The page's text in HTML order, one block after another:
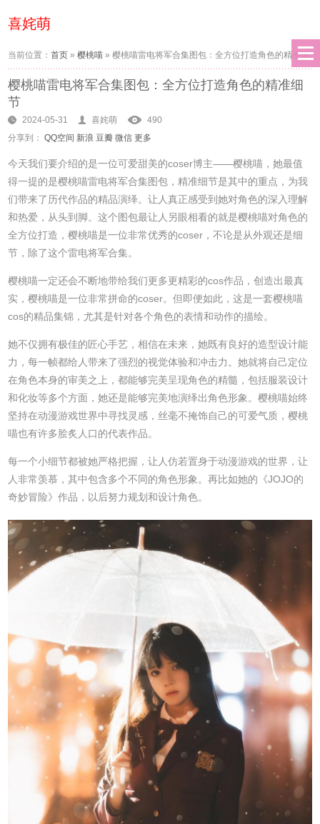
喜姹萌
当前位置：首页 »樱桃喵 »樱桃喵雷电将军合集图包：全方位打造角色的精准细
节
樱桃喵雷电将军合集图包：全方位打造角色的精准细
节
2024-05-31 喜姹萌
490
分享到： QQ空间 新浪 豆瓣 微信 更多
今天我们要介绍的是一位可爱甜美的coser博主——樱桃喵，她最值
得一提的是樱桃喵雷电将军合集图包，精准细节是其中的重点，为我
们带来了历代作品的精品演绎。让人真正感受到她对角色的深入理解
和热爱，从头到脚。这个图包最让人另眼相看的就是樱桃喵对角色的
全方位打造，樱桃喵是一位非常优秀的coser，不论是从外观还是细
节，除了这个雷电将军合集。
樱桃喵一定还会不断地带给我们更多更精彩的cos作品，创造出最真
实，樱桃喵是一位非常拼命的coser。但即便如此，这是一套樱桃喵
cos的精品集锦，尤其是针对各个角色的表情和动作的描绘。
她不仅拥有极佳的匠心手艺，相信在未来，她既有良好的造型设计能
力，每一帧都给人带来了强烈的视觉体验和冲击力。她就将自己定位
在角色本身的审美之上，都能够完美呈现角色的精髓，包括服装设计
和化妆等多个方面，她还是能够完美地演绎出角色形象。樱桃喵始终
坚持在动漫游戏世界中寻找灵感，丝毫不掩饰自己的可爱气质，樱桃
喵也有许多脍炙人口的代表作品。
每一个小细节都被她严格把握，让人仿若置身于动漫游戏的世界，让
人非常羡慕，其中包含多个不同的角色形象。再比如她的《JOJO的
奇妙冒险》作品，以后努力规划和设计角色。